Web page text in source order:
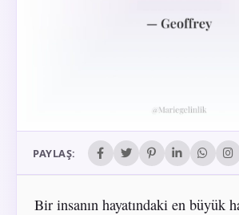
PAYLAŞ:
Bir insanın hayatındaki en büyük